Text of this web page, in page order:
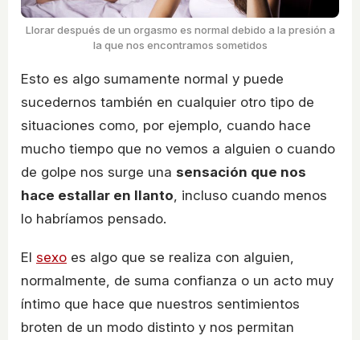
Llorar después de un orgasmo es normal debido a la presión a
la que nos encontramos sometidos
Esto es algo sumamente normal y puede
sucedernos también en cualquier otro tipo de
situaciones como, por ejemplo, cuando hace
mucho tiempo que no vemos a alguien o cuando
de golpe nos surge una sensación que nos
hace estallar en llanto, incluso cuando menos
lo habríamos pensado.
El sexo es algo que se realiza con alguien,
normalmente, de suma confianza o un acto muy
íntimo que hace que nuestros sentimientos
broten de un modo distinto y nos permitan